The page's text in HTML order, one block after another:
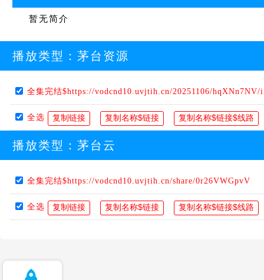
暂无简介
播放类型： 茅台资源
全集完结$https://vodcnd10.uvjtih.cn/20251106/hqXNn7NV/
全选
播放类型： 茅台云
全集完结$https://vodcnd10.uvjtih.cn/share/0r26VWGpvV
全选